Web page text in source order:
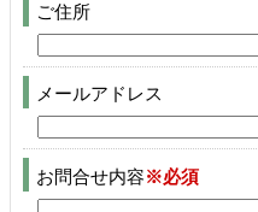
ご住所
メールアドレス
お問合せ内容※必須